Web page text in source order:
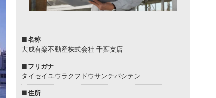
■名称
大成有楽不動産株式会社 千葉支店
■フリガナ
タイセイユウラクフドウサンチバシテン
■住所